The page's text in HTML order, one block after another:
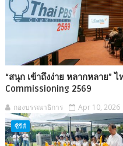
“สนุก เข้าถึงง่าย หลากหลาย”
Commissioning 2569
กองบรรณาธิการ Apr 10, 2026
ซีรีส์